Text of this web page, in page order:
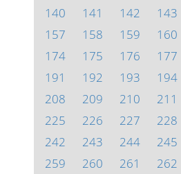
140
141 142 143
157
158 159 160
174
175 176 177
191
192 193 194
208
209 210 211
225
226 227 228
242
243 244 245
259
260 261 262